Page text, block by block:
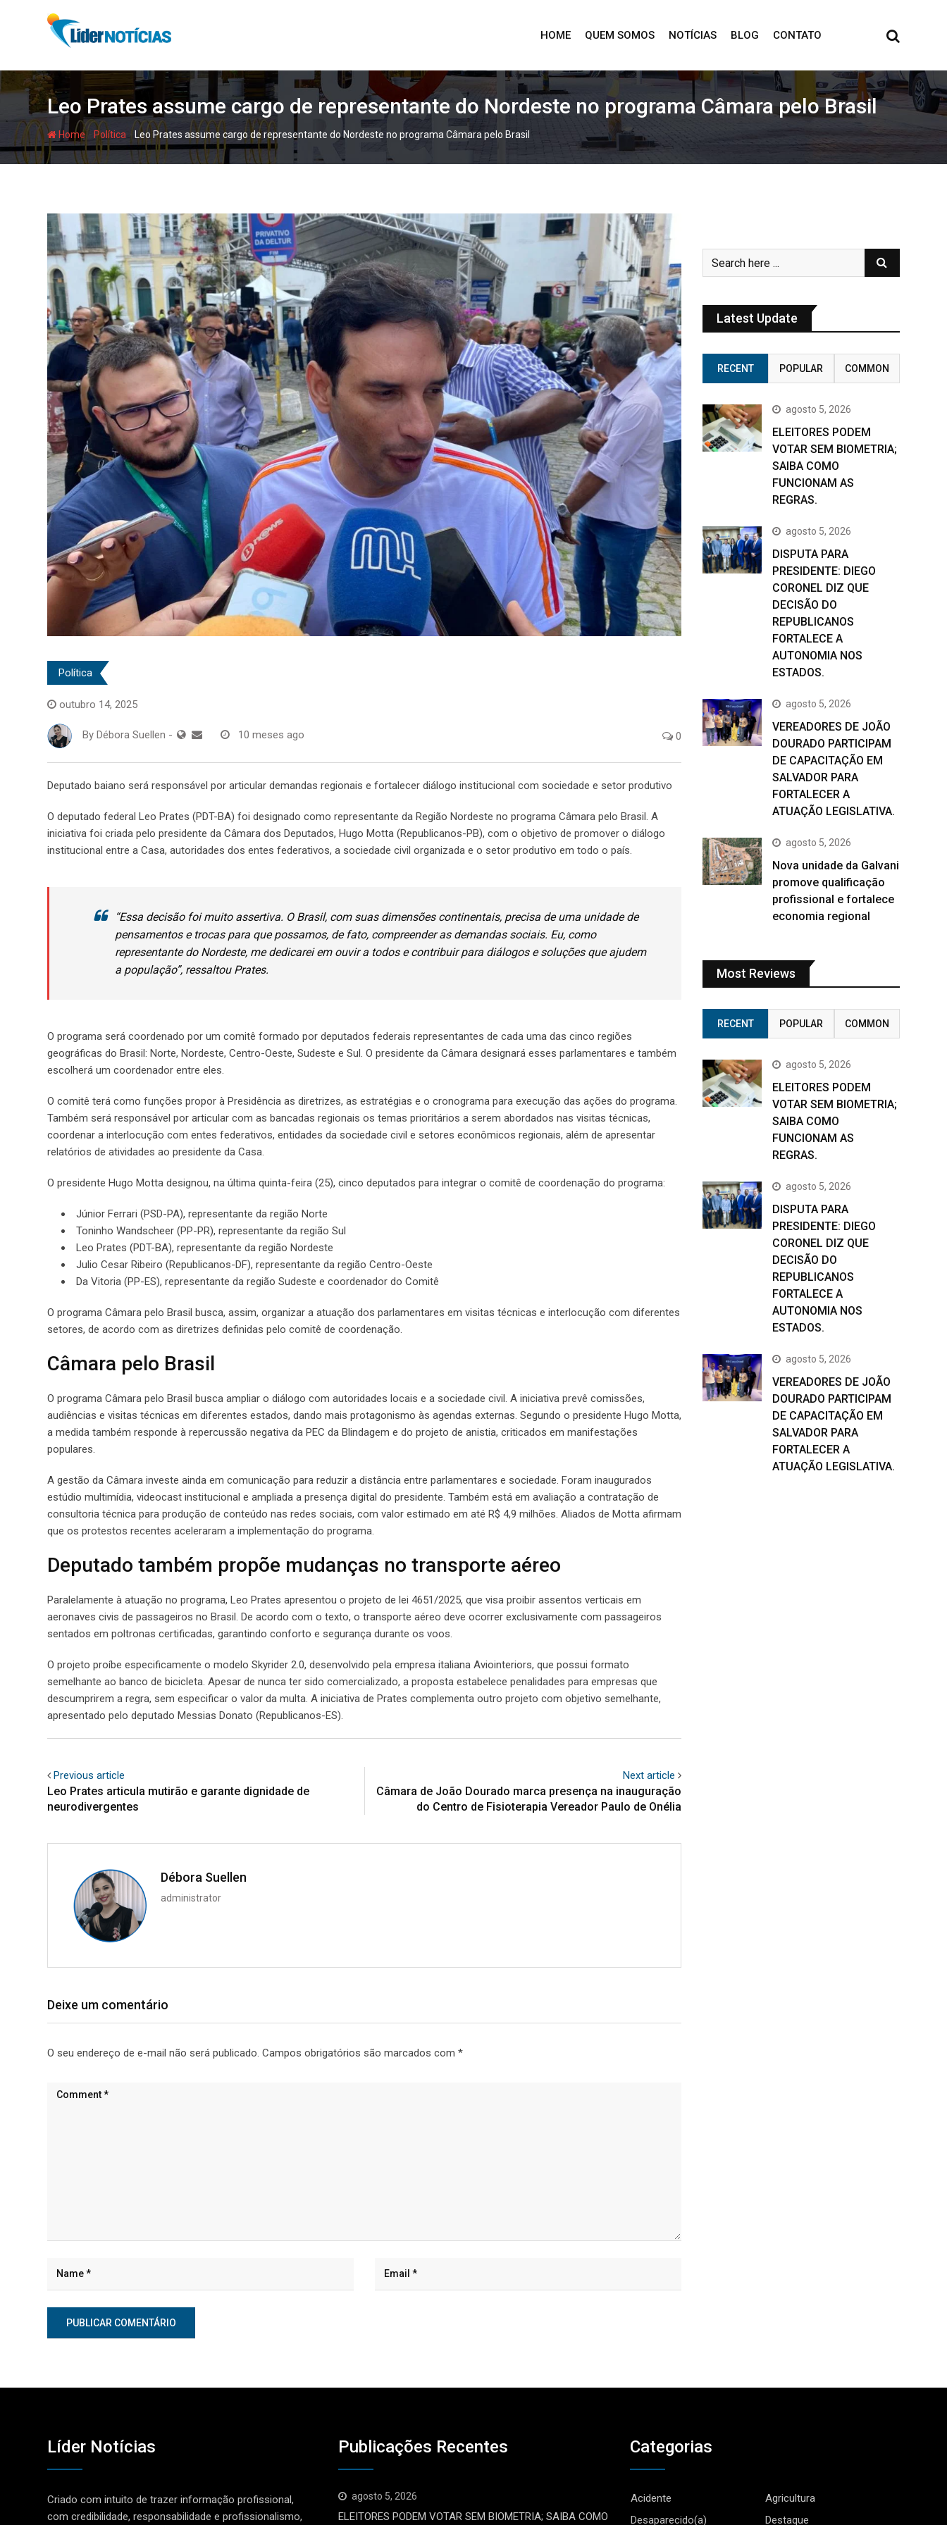
HOME QUEM SOMOS NOTÍCIAS BLOG CONTATO
Leo Prates assume cargo de representante do Nordeste no programa Câmara pelo Brasil
Home - Política - Leo Prates assume cargo de representante do Nordeste no programa Câmara pelo Brasil
Política
outubro 14, 2025
By Débora Suellen - 10 meses ago 0
Deputado baiano será responsável por articular demandas regionais e fortalecer diálogo institucional com sociedade e setor produtivo
O deputado federal Leo Prates (PDT-BA) foi designado como representante da Região Nordeste no programa Câmara pelo Brasil. A
iniciativa foi criada pelo presidente da Câmara dos Deputados, Hugo Motta (Republicanos-PB), com o objetivo de promover o diálogo
institucional entre a Casa, autoridades dos entes federativos, a sociedade civil organizada e o setor produtivo em todo o país.
“Essa decisão foi muito assertiva. O Brasil, com suas dimensões continentais, precisa de uma unidade de
pensamentos e trocas para que possamos, de fato, compreender as demandas sociais. Eu, como
representante do Nordeste, me dedicarei em ouvir a todos e contribuir para diálogos e soluções que ajudem
a população”, ressaltou Prates.
O programa será coordenado por um comitê formado por deputados federais representantes de cada uma das cinco regiões
geográficas do Brasil: Norte, Nordeste, Centro-Oeste, Sudeste e Sul. O presidente da Câmara designará esses parlamentares e também
escolherá um coordenador entre eles.
O comitê terá como funções propor à Presidência as diretrizes, as estratégias e o cronograma para execução das ações do programa.
Também será responsável por articular com as bancadas regionais os temas prioritários a serem abordados nas visitas técnicas,
coordenar a interlocução com entes federativos, entidades da sociedade civil e setores econômicos regionais, além de apresentar
relatórios de atividades ao presidente da Casa.
O presidente Hugo Motta designou, na última quinta-feira (25), cinco deputados para integrar o comitê de coordenação do programa:
Júnior Ferrari (PSD-PA), representante da região Norte
Toninho Wandscheer (PP-PR), representante da região Sul
Leo Prates (PDT-BA), representante da região Nordeste
Julio Cesar Ribeiro (Republicanos-DF), representante da região Centro-Oeste
Da Vitoria (PP-ES), representante da região Sudeste e coordenador do Comitê
O programa Câmara pelo Brasil busca, assim, organizar a atuação dos parlamentares em visitas técnicas e interlocução com diferentes
setores, de acordo com as diretrizes definidas pelo comitê de coordenação.
Câmara pelo Brasil
O programa Câmara pelo Brasil busca ampliar o diálogo com autoridades locais e a sociedade civil. A iniciativa prevê comissões,
audiências e visitas técnicas em diferentes estados, dando mais protagonismo às agendas externas. Segundo o presidente Hugo Motta,
a medida também responde à repercussão negativa da PEC da Blindagem e do projeto de anistia, criticados em manifestações
populares.
A gestão da Câmara investe ainda em comunicação para reduzir a distância entre parlamentares e sociedade. Foram inaugurados
estúdio multimídia, videocast institucional e ampliada a presença digital do presidente. Também está em avaliação a contratação de
consultoria técnica para produção de conteúdo nas redes sociais, com valor estimado em até R$ 4,9 milhões. Aliados de Motta afirmam
que os protestos recentes aceleraram a implementação do programa.
Deputado também propõe mudanças no transporte aéreo
Paralelamente à atuação no programa, Leo Prates apresentou o projeto de lei 4651/2025, que visa proibir assentos verticais em
aeronaves civis de passageiros no Brasil. De acordo com o texto, o transporte aéreo deve ocorrer exclusivamente com passageiros
sentados em poltronas certificadas, garantindo conforto e segurança durante os voos.
O projeto proíbe especificamente o modelo Skyrider 2.0, desenvolvido pela empresa italiana Aviointeriors, que possui formato
semelhante ao banco de bicicleta. Apesar de nunca ter sido comercializado, a proposta estabelece penalidades para empresas que
descumprirem a regra, sem especificar o valor da multa. A iniciativa de Prates complementa outro projeto com objetivo semelhante,
apresentado pelo deputado Messias Donato (Republicanos-ES).
Previous article
Leo Prates articula mutirão e garante dignidade de
neurodivergentes
Next article
Câmara de João Dourado marca presença na inauguração
do Centro de Fisioterapia Vereador Paulo de Onélia
Débora Suellen
administrator
Deixe um comentário
O seu endereço de e-mail não será publicado. Campos obrigatórios são marcados com *
Latest Update
RECENT POPULAR COMMON
agosto 5, 2026
ELEITORES PODEM
VOTAR SEM BIOMETRIA;
SAIBA COMO
FUNCIONAM AS
REGRAS.
agosto 5, 2026
DISPUTA PARA
PRESIDENTE: DIEGO
CORONEL DIZ QUE
DECISÃO DO
REPUBLICANOS
FORTALECE A
AUTONOMIA NOS
ESTADOS.
agosto 5, 2026
VEREADORES DE JOÃO
DOURADO PARTICIPAM
DE CAPACITAÇÃO EM
SALVADOR PARA
FORTALECER A
ATUAÇÃO LEGISLATIVA.
agosto 5, 2026
Nova unidade da Galvani
promove qualificação
profissional e fortalece
economia regional
Most Reviews
RECENT POPULAR COMMON
agosto 5, 2026
ELEITORES PODEM
VOTAR SEM BIOMETRIA;
SAIBA COMO
FUNCIONAM AS
REGRAS.
agosto 5, 2026
DISPUTA PARA
PRESIDENTE: DIEGO
CORONEL DIZ QUE
DECISÃO DO
REPUBLICANOS
FORTALECE A
AUTONOMIA NOS
ESTADOS.
agosto 5, 2026
VEREADORES DE JOÃO
DOURADO PARTICIPAM
DE CAPACITAÇÃO EM
SALVADOR PARA
FORTALECER A
ATUAÇÃO LEGISLATIVA.
Líder Notícias
Criado com intuito de trazer informação profissional,
com credibilidade, responsabilidade e profissionalismo,
Publicações Recentes
agosto 5, 2026
ELEITORES PODEM VOTAR SEM BIOMETRIA; SAIBA COMO
Categorias
Acidente
Agricultura
Desaparecido(a)
Destaque